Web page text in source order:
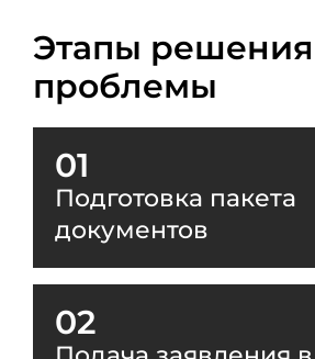
Этапы решения
проблемы
01
Подготовка пакета
документов
02